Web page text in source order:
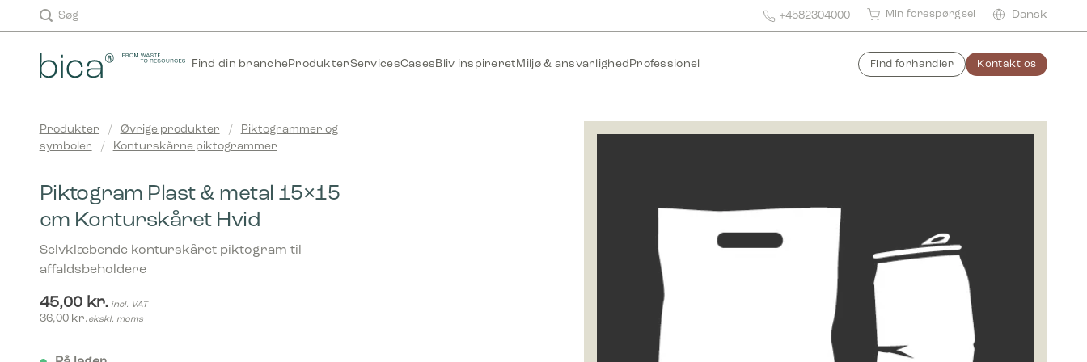
to
Søg +4582304000 Min forespørgsel Dansk
Find din brancheProdukterServicesCases Bliv inspireret Miljø & ansvarlighed Professionel Find forhandler Kontakt os
Produkter / Øvrige produkter /
Piktogrammer og
symboler
/ Konturskårne piktogrammer
Piktogram Plast & metal 15×15
cm Konturskåret Hvid
Selvklæbende konturskåret piktogram til
affaldsbeholdere
45,00 kr. incl. VAT
36,00 kr.ekskl. moms